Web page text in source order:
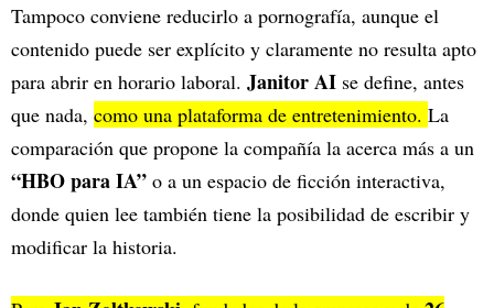
Tampoco conviene reducirlo a pornografía, aunque el
contenido puede ser explícito y claramente no resulta apto
para abrir en horario laboral. Janitor AI se define, antes
que nada, como una plataforma de entretenimiento. La
comparación que propone la compañía la acerca más a un
“HBO para IA” o a un espacio de ficción interactiva,
donde quien lee también tiene la posibilidad de escribir y
modificar la historia.